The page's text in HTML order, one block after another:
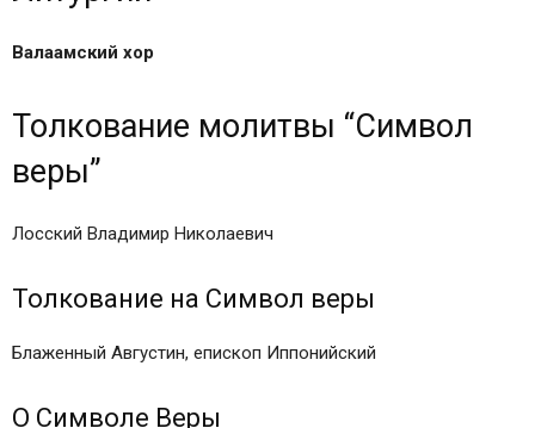
Валаамский хор
Толкование молитвы “Символ
веры”
Лосский Владимир Николаевич
Толкование на Символ веры
Блаженный Августин, епископ Иппонийский
О Символе Веры